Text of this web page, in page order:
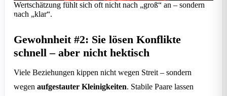
Wertschätzung fühlt sich oft nicht nach „groß“ an – sondern
nach „klar“.
Gewohnheit #2: Sie lösen Konflikte
schnell – aber nicht hektisch
Viele Beziehungen kippen nicht wegen Streit – sondern
wegen aufgestauter Kleinigkeiten. Stabile Paare lassen